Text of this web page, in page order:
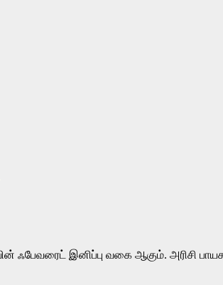
ஃபேவரைட் இனிப்பு வகை ஆகும். அரிசி